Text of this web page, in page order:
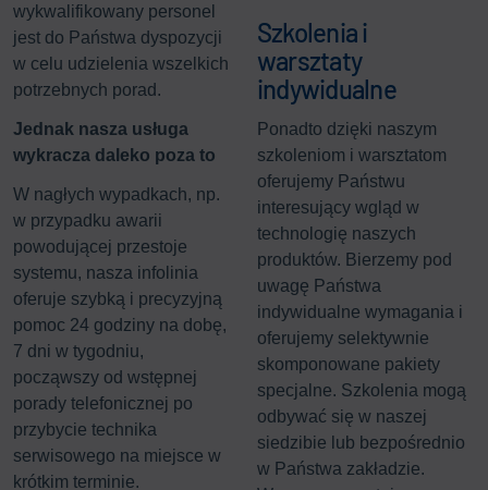
wykwalifikowany personel
jest do Państwa dyspozycji
w celu udzielenia wszelkich
potrzebnych porad.
Jednak nasza usługa
wykracza daleko poza to
W nagłych wypadkach, np.
w przypadku awarii
powodującej przestoje
systemu, nasza infolinia
oferuje szybką i precyzyjną
pomoc 24 godziny na dobę,
7 dni w tygodniu,
począwszy od wstępnej
porady telefonicznej po
przybycie technika
serwisowego na miejsce w
krótkim terminie.
Szkolenia i
warsztaty
indywidualne
Ponadto dzięki naszym
szkoleniom i warsztatom
oferujemy Państwu
interesujący wgląd w
technologię naszych
produktów. Bierzemy pod
uwagę Państwa
indywidualne wymagania i
oferujemy selektywnie
skomponowane pakiety
specjalne. Szkolenia mogą
odbywać się w naszej
siedzibie lub bezpośrednio
w Państwa zakładzie.